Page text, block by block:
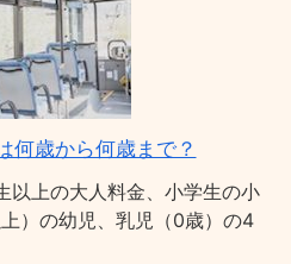
何歳から何歳まで？
以上の大人料金、小学生の小
）の幼児、乳児（0歳）の4